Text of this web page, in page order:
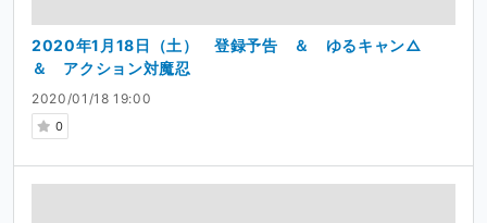
2020/01/18 19:00
0
2020年1月18日（土） 登録予告 ＆ ゆるキャン△
＆ アクション対魔忍